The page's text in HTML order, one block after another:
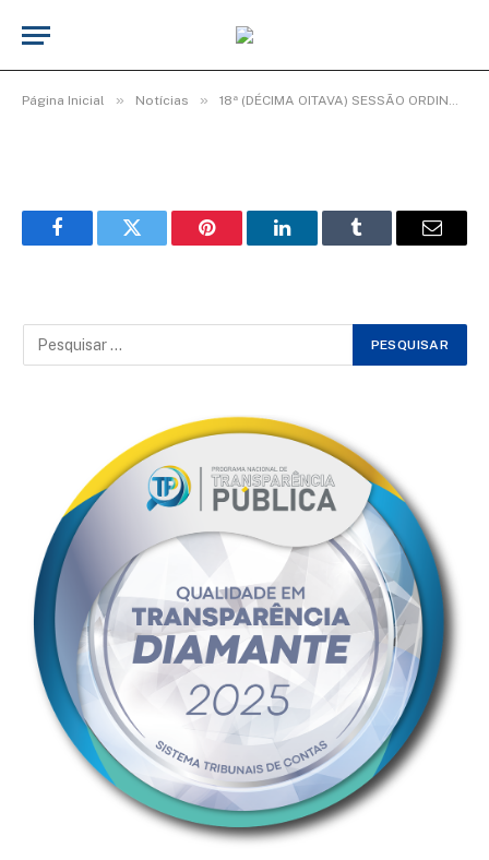
Página Inicial » Notícias » 18ª (DÉCIMA OITAVA) SESSÃO ORDINÁRIA DO 3º PERÍODO LEGISLATIVO DA 20ª LEGISLATURA.
WhatsApp Image 2026-06-08 at 11.08.59
FacebookTwitter Pinterest LinkedInTumblr Email